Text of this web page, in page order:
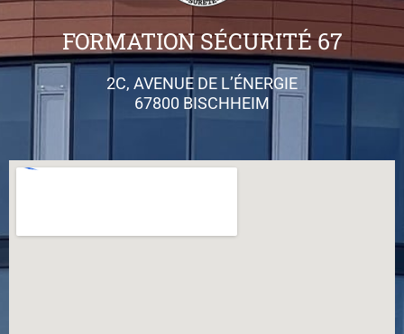
FORMATION SÉCURITÉ 67
2C, AVENUE DE L’ÉNERGIE
67800 BISCHHEIM